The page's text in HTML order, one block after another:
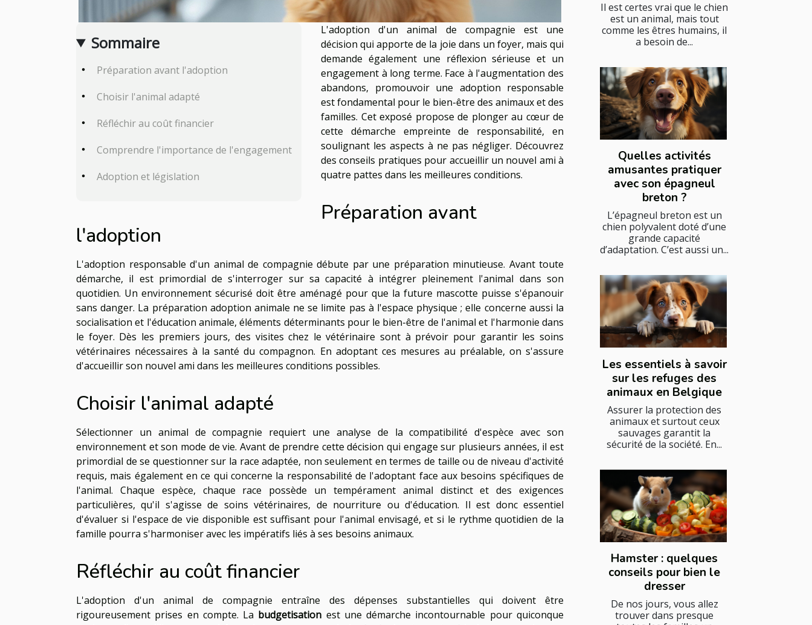
Sommaire
Préparation avant l'adoption
Choisir l'animal adapté
Réfléchir au coût financier
Comprendre l'importance de l'engagement
Adoption et législation
L'adoption d'un animal de compagnie est une
décision qui apporte de la joie dans un foyer, mais qui
demande également une réflexion sérieuse et un
engagement à long terme. Face à l'augmentation des
abandons, promouvoir une adoption responsable
est fondamental pour le bien-être des animaux et des
familles. Cet exposé propose de plonger au cœur de
cette démarche empreinte de responsabilité, en
soulignant les aspects à ne pas négliger. Découvrez
des conseils pratiques pour accueillir un nouvel ami à
quatre pattes dans les meilleures conditions.
Préparation avant
l'adoption
L'adoption responsable d'un animal de compagnie débute par une préparation minutieuse. Avant toute
démarche, il est primordial de s'interroger sur sa capacité à intégrer pleinement l'animal dans son
quotidien. Un environnement sécurisé doit être aménagé pour que la future mascotte puisse s'épanouir
sans danger. La préparation adoption animale ne se limite pas à l'espace physique ; elle concerne aussi la
socialisation et l'éducation animale, éléments déterminants pour le bien-être de l'animal et l'harmonie dans
le foyer. Dès les premiers jours, des visites chez le vétérinaire sont à prévoir pour garantir les soins
vétérinaires nécessaires à la santé du compagnon. En adoptant ces mesures au préalable, on s'assure
d'accueillir son nouvel ami dans les meilleures conditions possibles.
Choisir l'animal adapté
Sélectionner un animal de compagnie requiert une analyse de la compatibilité d'espèce avec son
environnement et son mode de vie. Avant de prendre cette décision qui engage sur plusieurs années, il est
primordial de se questionner sur la race adaptée, non seulement en termes de taille ou de niveau d'activité
requis, mais également en ce qui concerne la responsabilité de l'adoptant face aux besoins spécifiques de
l'animal. Chaque espèce, chaque race possède un tempérament animal distinct et des exigences
particulières, qu'il s'agisse de soins vétérinaires, de nourriture ou d'éducation. Il est donc essentiel
d'évaluer si l'espace de vie disponible est suffisant pour l'animal envisagé, et si le rythme quotidien de la
famille pourra s'harmoniser avec les impératifs liés à ses besoins animaux.
Réfléchir au coût financier
L'adoption d'un animal de compagnie entraîne des dépenses substantielles qui doivent être
rigoureusement prises en compte. La budgetisation est une démarche incontournable pour quiconque
Il est certes vrai que le chien
est un animal, mais tout
comme les êtres humains, il
a besoin de...
Quelles activités
amusantes pratiquer
avec son épagneul
breton ?
L’épagneul breton est un
chien polyvalent doté d’une
grande capacité
d’adaptation. C’est aussi un...
Les essentiels à savoir
sur les refuges des
animaux en Belgique
Assurer la protection des
animaux et surtout ceux
sauvages garantit la
sécurité de la société. En...
Hamster : quelques
conseils pour bien le
dresser
De nos jours, vous allez
trouver dans presque